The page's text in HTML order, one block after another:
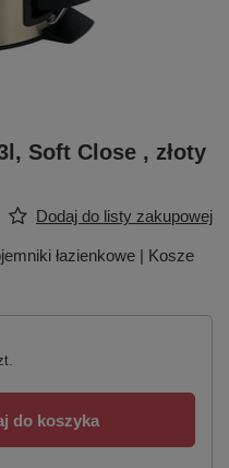
Soft Close , złoty
Dodaj do listy zakupowej
łazienkowe | Kosze
do koszyka